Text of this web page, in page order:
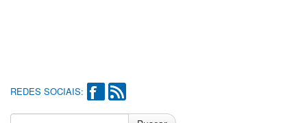
REDES SOCIAIS: